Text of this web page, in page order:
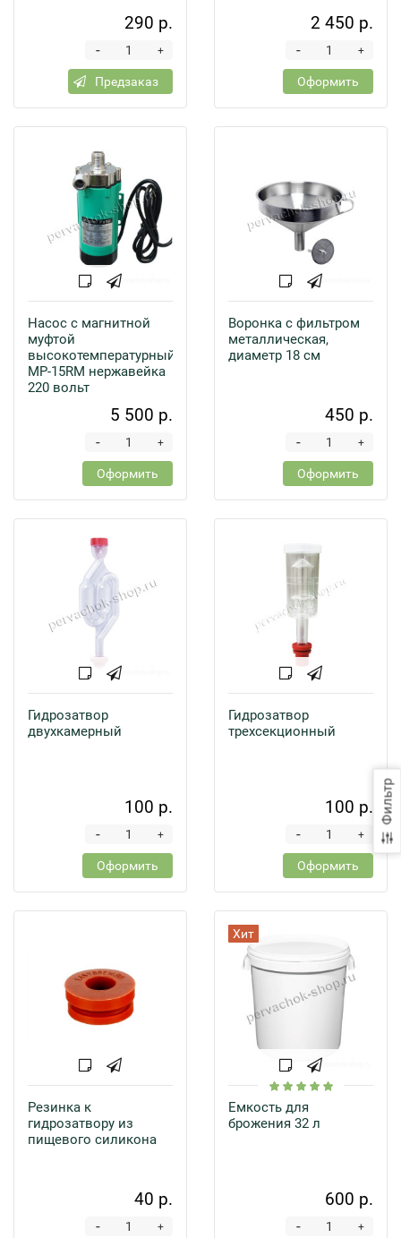
Фильтр
290 р.
+
-
Предзаказ
2 450 р.
+
-
Оформить
Насос с магнитной
муфтой
высокотемпературный
MP-15RM нержавейка
220 вольт
5 500 р.
+
-
Оформить
Воронка с фильтром
металлическая,
диаметр 18 см
450 р.
+
-
Оформить
Гидрозатвор
двухкамерный
100 р.
+
-
Оформить
Гидрозатвор
трехсекционный
100 р.
+
-
Оформить
Резинка к
гидрозатвору из
пищевого силикона
40 р.
+
-
Хит
Емкость для
брожения 32 л
600 р.
+
-